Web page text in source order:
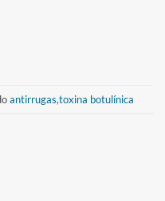
antirrugas,toxina botulínica